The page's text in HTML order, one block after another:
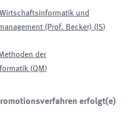
und
(Prof. Becker) ( IS)
der
(QM)
erfolgt(e)